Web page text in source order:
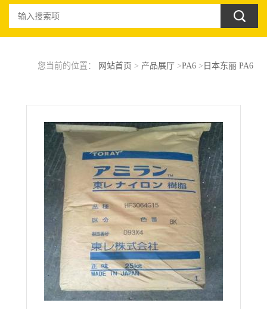
您当前的位置： 网站首页 > 产品展厅>PA6> 日本东丽 PA6